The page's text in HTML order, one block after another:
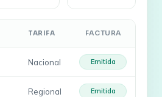
TARIFA FACTURA
Nacional Emitida
Regional Emitida